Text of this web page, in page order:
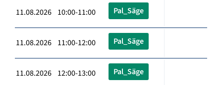
11.08.2026 10:00-11:00 Pal_Säge
11.08.2026 11:00-12:00 Pal_Säge
11.08.2026 12:00-13:00 Pal_Säge